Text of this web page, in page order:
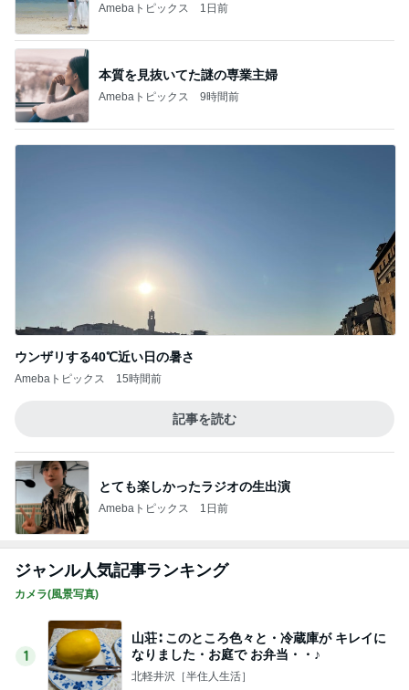
Amebaトピックス 1日前
本質を見抜いてた謎の専業主婦
Amebaトピックス 9時間前
ウンザリする40℃近い日の暑さ
Amebaトピックス 15時間前
記事を読む
とても楽しかったラジオの生出演
Amebaトピックス 1日前
ジャンル人気記事ランキング
カメラ(風景写真)
1
山荘∶ このところ色々と・冷蔵庫が キレイに
なりました・お庭で お弁当・・♪
北軽井沢［半住人生活］